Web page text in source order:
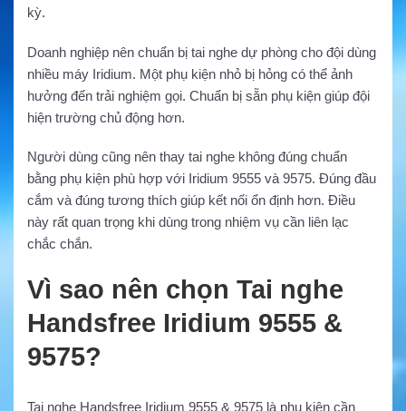
kỳ.
Doanh nghiệp nên chuẩn bị tai nghe dự phòng cho đội dùng
nhiều máy Iridium. Một phụ kiện nhỏ bị hỏng có thể ảnh
hưởng đến trải nghiệm gọi. Chuẩn bị sẵn phụ kiện giúp đội
hiện trường chủ động hơn.
Người dùng cũng nên thay tai nghe không đúng chuẩn
bằng phụ kiện phù hợp với Iridium 9555 và 9575. Đúng đầu
cắm và đúng tương thích giúp kết nối ổn định hơn. Điều
này rất quan trọng khi dùng trong nhiệm vụ cần liên lạc
chắc chắn.
Vì sao nên chọn Tai nghe
Handsfree Iridium 9555 &
9575?
Tai nghe Handsfree Iridium 9555 & 9575 là phụ kiện cần